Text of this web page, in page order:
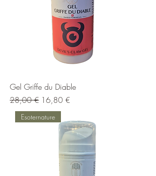
Gel Griffe du Diable
Prix original
28,00 € Prix promotionnel
16,80 €
Esoternature